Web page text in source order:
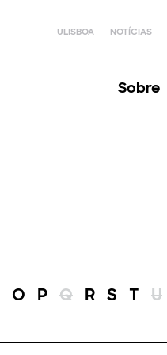
ULISBOA NOTÍCIAS
Sobre
O P Q R S T U